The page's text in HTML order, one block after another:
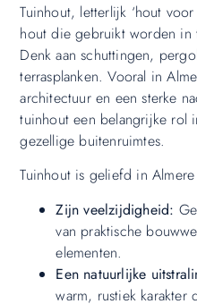
Tuinhout, letterlijk ‘hout
hout die gebruikt worden in
Denk aan schuttingen,
terrasplanken. Vooral in
architectuur en een sterke
tuinhout een belangrijke rol
gezellige buitenruimtes.
Tuinhout is geliefd in
Zijn veelzijdigheid:
van praktische
elementen.
Een natuurlijke
warm, rustiek